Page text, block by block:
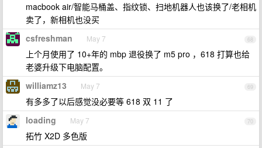
macbook air/智能马桶盖、指纹锁、扫地机器人也该换了/老相机
卖了，新相机也没买
68
csfreshman May 7
上个月使用了 10+年的 mbp 退役换了 m5 pro ，618 打算也给
老婆升级下电脑配置。
69
williamz13 May 7
有多多了以后感觉没必要等 618 双 11 了
70
loading May 7
拓竹 X2D 多色版